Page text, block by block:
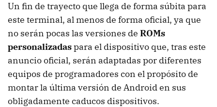
Un fin de trayecto que llega de forma súbita para
este terminal, al menos de forma oficial, ya que
no serán pocas las versiones de ROMs
personalizadaspara el dispositivo que, tras este
anuncio oficial, serán adaptadas por diferentes
equipos de programadores con el propósito de
montar la última versión de Android en sus
obligadamente caducos dispositivos.